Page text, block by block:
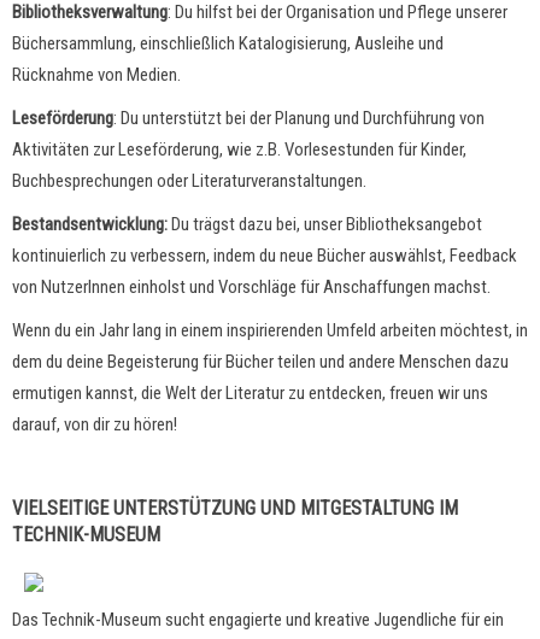
Bibliotheksverwaltung: Du hilfst bei der Organisation und Pflege unserer
Büchersammlung, einschließlich Katalogisierung, Ausleihe und
Rücknahme von Medien.
Leseförderung: Du unterstützt bei der Planung und Durchführung von
Aktivitäten zur Leseförderung, wie z.B. Vorlesestunden für Kinder,
Buchbesprechungen oder Literaturveranstaltungen.
Bestandsentwicklung: Du trägst dazu bei, unser Bibliotheksangebot
kontinuierlich zu verbessern, indem du neue Bücher auswählst, Feedback
von NutzerInnen einholst und Vorschläge für Anschaffungen machst.
Wenn du ein Jahr lang in einem inspirierenden Umfeld arbeiten möchtest, in
dem du deine Begeisterung für Bücher teilen und andere Menschen dazu
ermutigen kannst, die Welt der Literatur zu entdecken, freuen wir uns
darauf, von dir zu hören!
VIELSEITIGE UNTERSTÜTZUNG UND MITGESTALTUNG IM
TECHNIK-MUSEUM
Das Technik-Museum sucht engagierte und kreative Jugendliche für ein